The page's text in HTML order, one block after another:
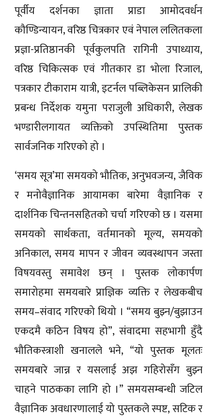
पूर्वीय दर्शनका ज्ञाता प्राडा आमोदवर्धन
कौण्डिन्यायन, वरिष्ठ चित्रकार एवं नेपाल ललितकला
प्रज्ञा-प्रतिष्ठानकी पूर्वकुलपति रागिनी उपाध्याय,
वरिष्ठ चिकित्सक एवं गीतकार डा भोला रिजाल,
पत्रकार टीकाराम यात्री, इटर्नल पब्लिकेसन प्रालिकी
प्रबन्ध निर्देशक यमुना पराजुली अधिकारी, लेखक
भण्डारीलगायत व्यक्तिको उपस्थितिमा पुस्तक
सार्वजनिक गरिएको हो ।
‘समय सूत्र’मा समयको भौतिक, अनुभवजन्य, जैविक
र मनोवैज्ञानिक आयामका बारेमा वैज्ञानिक र
दार्शनिक चिन्तनसहितको चर्चा गरिएको छ । यसमा
समयको सार्थकता, वर्तमानको मूल्य, समयको
अनिकाल, समय मापन र जीवन व्यवस्थापन जस्ता
विषयवस्तु समावेश छन् । पुस्तक लोकार्पण
समारोहमा समयबारे प्राज्ञिक व्यक्ति र लेखकबीच
समय–संवाद गरिएको थियो । “समय बुझ्न/बुझाउन
एकदमै कठिन विषय हो”, संवादमा सहभागी हुँदै
भौतिकस्त्राशी खनालले भने, “यो पुस्तक मूलतः
समयबारे जान्न र यसलाई अझ गहिरोसँग बुझ्न
चाहने पाठकका लागि हो ।” समयसम्बन्धी जटिल
वैज्ञानिक अवधारणालाई यो पुस्तकले स्पष्ट, सटिक र